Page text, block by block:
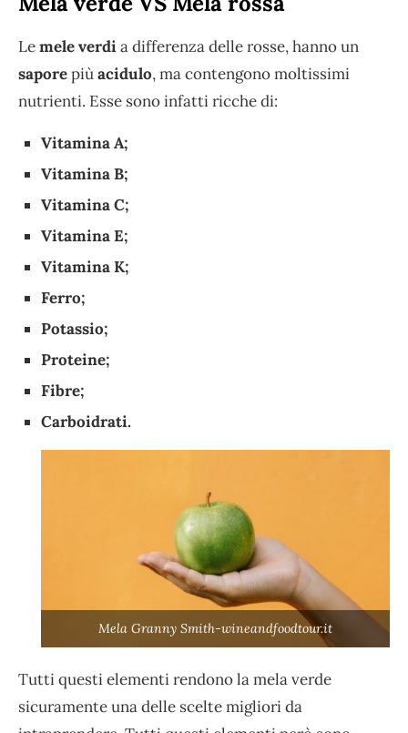
Lemele verdia differenza delle rosse, hanno un
saporepiùacidulo, ma contengono moltissimi
nutrienti. Esse sono infatti ricche di:
Vitamina A;
Vitamina B;
Vitamina C;
Vitamina E;
Vitamina K;
Ferro;
Potassio;
Proteine;
Fibre;
Carboidrati.
Mela Granny Smith-wineandfoodtour.it
Tutti questi elementi rendono la mela verde
sicuramente una delle scelte migliori da